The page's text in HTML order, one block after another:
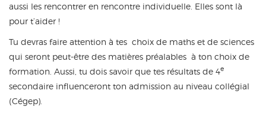
aussi les rencontrer en rencontre individuelle. Elles sont là
pour t’aider !
Tu devras faire attention à tes choix de maths et de sciences
qui seront peut-être des matières préalables à ton choix de
formation. Aussi, tu dois savoir que tes résultats de 4e
secondaire influenceront ton admission au niveau collégial
(Cégep).